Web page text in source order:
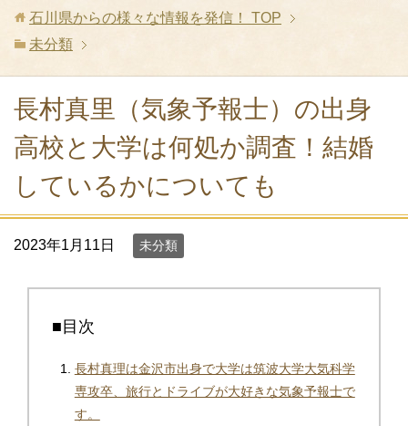
石川県からの様々な情報を発信！
TOP
未分類
長村真里（気象予報士）の出身
高校と大学は何処か調査！結婚
しているかについても
2023年1月11日 未分類
■目次
長村真理は金沢市出身で大学は筑波大学大気科学
専攻卒、旅行とドライブが大好きな気象予報士で
す。